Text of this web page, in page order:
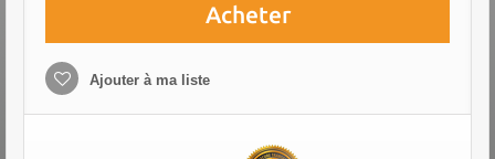
Acheter
Ajouter à ma liste